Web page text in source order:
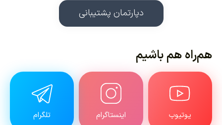
دپارتمان پشتیبانی
هم‌راه هم باشیم
یوتیوب اینستاگرام تلگرام